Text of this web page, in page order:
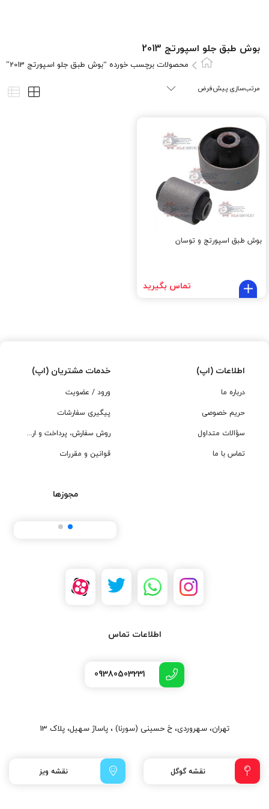
بوش طبق جلو اسپورتج 2013
محصولات برچسب خورده “بوش طبق جلو اسپورتج 2013”
بوش طبق اسپورتج و توسان
تماس بگیرید
اطلاعات (اپ)
درباره ما
حریم خصوصی
سؤالات متداول
تماس با ما
خدمات مشتریان (اپ)
ورود / عضویت
پیگیری سفارشات
روش سفارش، پرداخت و ارسال
قوانین و مقررات
مجوزها
اطلاعات تماس
09380503231
تهران، سهروردی، خ حسینی (سورنا) ، پاساژ سهیل، پلاک 13
نقشه گوگل نقشه ویز